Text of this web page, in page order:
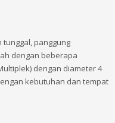
panggung
dengan beberapa
dengan diameter 4
kebutuhan dan tempat